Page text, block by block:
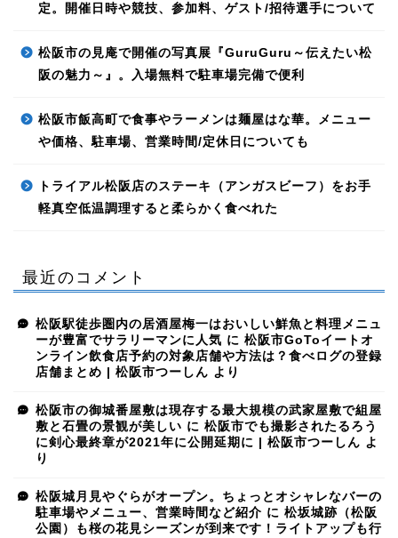
定。開催日時や競技、参加料、ゲスト/招待選手について
松阪市の見庵で開催の写真展『GuruGuru～伝えたい松
阪の魅力～』。入場無料で駐車場完備で便利
松阪市飯高町で食事やラーメンは麺屋はな華。メニュー
や価格、駐車場、営業時間/定休日についても
トライアル松阪店のステーキ（アンガスビーフ）をお手
軽真空低温調理すると柔らかく食べれた
最近のコメント
松阪駅徒歩圏内の居酒屋梅一はおいしい鮮魚と料理メニュ
ーが豊富でサラリーマンに人気 に 松阪市GoToイートオ
ンライン飲食店予約の対象店舗や方法は？食べログの登録
店舗まとめ | 松阪市つーしん より
松阪市の御城番屋敷は現存する最大規模の武家屋敷で組屋
敷と石畳の景観が美しい に 松阪市でも撮影されたるろう
に剣心最終章が2021年に公開延期に | 松阪市つーしん よ
り
松阪城月見やぐらがオープン。ちょっとオシャレなバーの
駐車場やメニュー、営業時間など紹介 に 松坂城跡（松阪
公園）も桜の花見シーズンが到来です！ライトアップも行